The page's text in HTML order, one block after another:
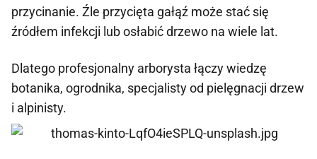
przycinanie. Źle przycięta gałąź może stać się
źródłem infekcji lub osłabić drzewo na wiele lat.
Dlatego profesjonalny arborysta łączy wiedzę
botanika, ogrodnika, specjalisty od pielęgnacji drzew
i alpinisty.